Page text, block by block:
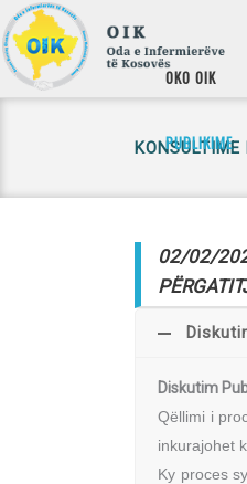
OKO OIK
PUBLIKIME
KONSULTIME
02/02/
Diskutim
Qëllimi i
inkurajohet
Ky proces